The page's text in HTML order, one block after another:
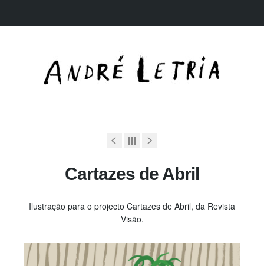
Cartazes de Abril
Ilustração para o projecto Cartazes de Abril, da Revista
Visão.